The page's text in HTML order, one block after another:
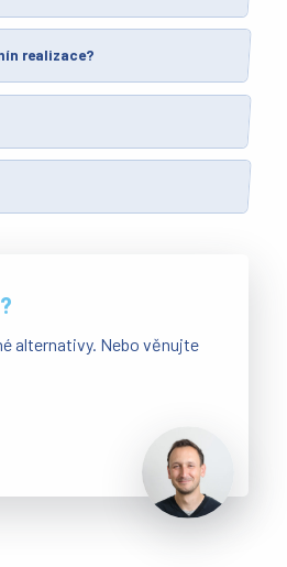
realizace?
alternativy. Nebo věnujte